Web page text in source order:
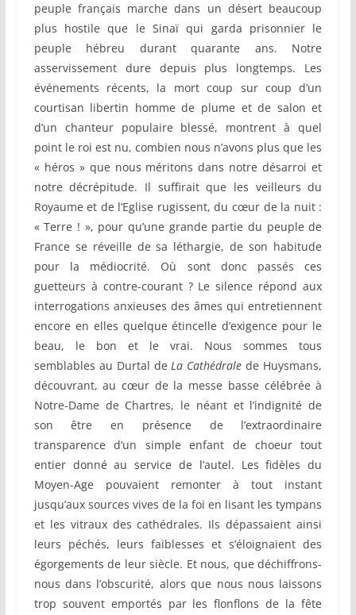
peuple français marche dans un désert beaucoup
plus hostile que le Sinaï qui garda prisonnier le
peuple hébreu durant quarante ans. Notre
asservissement dure depuis plus longtemps. Les
événements récents, la mort coup sur coup d’un
courtisan libertin homme de plume et de salon et
d’un chanteur populaire blessé, montrent à quel
point le roi est nu, combien nous n’avons plus que les
« héros » que nous méritons dans notre désarroi et
notre décrépitude. Il suffirait que les veilleurs du
Royaume et de l’Eglise rugissent, du cœur de la nuit :
« Terre ! », pour qu’une grande partie du peuple de
France se réveille de sa léthargie, de son habitude
pour la médiocrité. Où sont donc passés ces
guetteurs à contre-courant ? Le silence répond aux
interrogations anxieuses des âmes qui entretiennent
encore en elles quelque étincelle d’exigence pour le
beau, le bon et le vrai. Nous sommes tous
semblables au Durtal deLa Cathédralede Huysmans,
découvrant, au cœur de la messe basse célébrée à
Notre-Dame de Chartres, le néant et l’indignité de
son être en présence de l’extraordinaire
transparence d’un simple enfant de choeur tout
entier donné au service de l’autel. Les fidèles du
Moyen-Age pouvaient remonter à tout instant
jusqu’aux sources vives de la foi en lisant les tympans
et les vitraux des cathédrales. Ils dépassaient ainsi
leurs péchés, leurs faiblesses et s’éloignaient des
égorgements de leur siècle. Et nous, que déchiffrons-
nous dans l’obscurité, alors que nous nous laissons
trop souvent emportés par les flonflons de la fête